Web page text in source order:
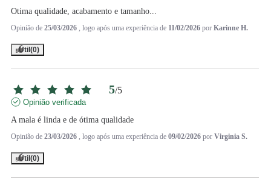
Otima qualidade, acabamento e tamanho...
Opinião de 25/03/2026 , logo após uma experiência de 11/02/2026 por Karinne H.
Útil(0)
5/5
Opinião verificada
A mala é linda e de ótima qualidade
Opinião de 23/03/2026 , logo após uma experiência de 09/02/2026 por Virginia S.
Útil(0)